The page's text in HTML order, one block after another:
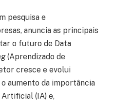
pesquisa e
anuncia as principais
o futuro de Data
(Aprendizado de
cresce e evolui
aumento da importância
(IA) e,